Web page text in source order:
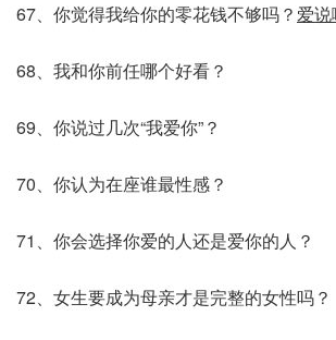
67、你觉得我给你的零花钱不够吗？爱说
68、我和你前任哪个好看？
69、你说过几次“我爱你”？
70、你认为在座谁最性感？
71、你会选择你爱的人还是爱你的人？
72、女生要成为母亲才是完整的女性吗？